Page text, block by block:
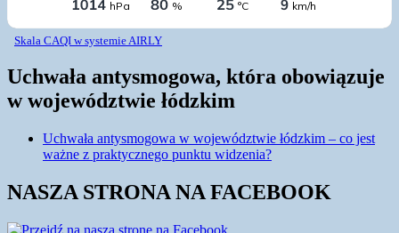
Skala CAQI w systemie AIRLY
Uchwała antysmogowa, która obowiązuje
w województwie łódzkim
Uchwała antysmogowa w województwie łódzkim – co jest
ważne z praktycznego punktu widzenia?
NASZA STRONA NA FACEBOOK